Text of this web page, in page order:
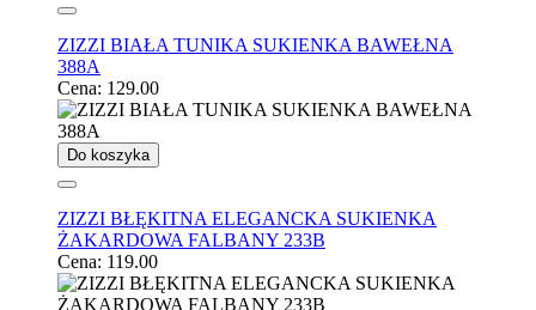
ZIZZI BIAŁA TUNIKA SUKIENKA BAWEŁNA
388A
Cena: 129.00
Do koszyka
ZIZZI BŁĘKITNA ELEGANCKA SUKIENKA
ŻAKARDOWA FALBANY 233B
Cena: 119.00